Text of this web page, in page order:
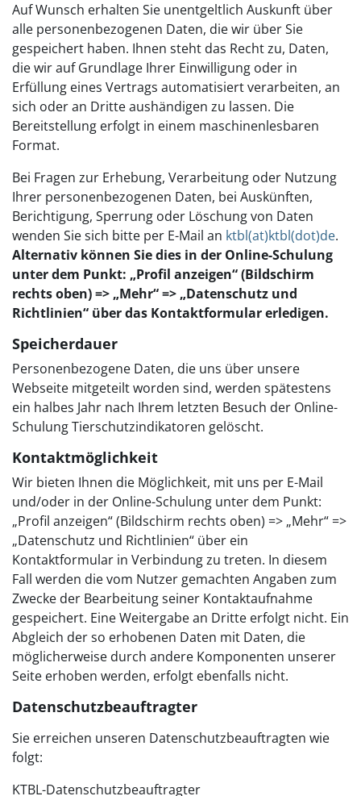
Auf Wunsch erhalten Sie unentgeltlich Auskunft über
alle personenbezogenen Daten, die wir über Sie
gespeichert haben. Ihnen steht das Recht zu, Daten,
die wir auf Grundlage Ihrer Einwilligung oder in
Erfüllung eines Vertrags automatisiert verarbeiten, an
sich oder an Dritte aushändigen zu lassen. Die
Bereitstellung erfolgt in einem maschinenlesbaren
Format.
Bei Fragen zur Erhebung, Verarbeitung oder Nutzung
Ihrer personenbezogenen Daten, bei Auskünften,
Berichtigung, Sperrung oder Löschung von Daten
wenden Sie sich bitte per E-Mail an ktbl(at)ktbl(dot)de.
Alternativ können Sie dies in der Online-Schulung
unter dem Punkt: „Profil anzeigen“ (Bildschirm
rechts oben) => „Mehr“ => „Datenschutz und
Richtlinien“ über das Kontaktformular erledigen.
Speicherdauer
Personenbezogene Daten, die uns über unsere
Webseite mitgeteilt worden sind, werden spätestens
ein halbes Jahr nach Ihrem letzten Besuch der Online-
Schulung Tierschutzindikatoren gelöscht.
Kontaktmöglichkeit
Wir bieten Ihnen die Möglichkeit, mit uns per E-Mail
und/oder in der Online-Schulung unter dem Punkt:
„Profil anzeigen“ (Bildschirm rechts oben) => „Mehr“ =>
„Datenschutz und Richtlinien“ über ein
Kontaktformular in Verbindung zu treten. In diesem
Fall werden die vom Nutzer gemachten Angaben zum
Zwecke der Bearbeitung seiner Kontaktaufnahme
gespeichert. Eine Weitergabe an Dritte erfolgt nicht. Ein
Abgleich der so erhobenen Daten mit Daten, die
möglicherweise durch andere Komponenten unserer
Seite erhoben werden, erfolgt ebenfalls nicht.
Datenschutzbeauftragter
Sie erreichen unseren Datenschutzbeauftragten wie
folgt:
KTBL-Datenschutzbeauftragter